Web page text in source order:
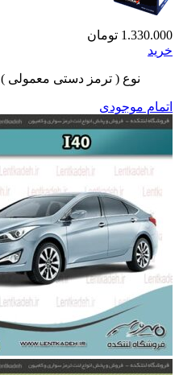
1.330.000 تومان
خرید
نوع ( ترمز دستی معمولی )
اتمام موجودی